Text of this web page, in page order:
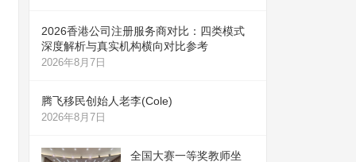
2026香港公司注册服务商对比：四类模式
深度解析与真实机构横向对比参考
2026年8月7日
腾飞移民创始人老李(Cole)
2026年8月7日
全国大赛一等奖教师坐